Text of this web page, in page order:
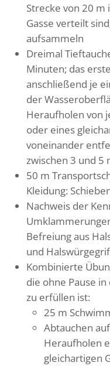
Strecke von 20
Gasse verteilt
aufsammeln
Dreimal
Minuten; das
anschließend je
der
Heraufholen von
oder eines
voneinander
zwischen 3 und 5
50 m
Kleidung:
Nachweis der
Befreiung aus
und
Kombinierte
die ohne Pause
zu erfüllen ist:
25 m
Abtauchen
Heraufholen
gleichartigen